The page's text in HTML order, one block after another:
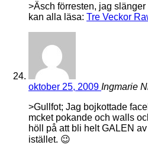
>Äsch förresten, jag
kan alla läsa: Tre Veckor
oktober 25, 2009 Ingmarie
>Gullfot; Jag bojkottade
mcket pokande och walls
höll på att bli helt GALEN
istället. 😉